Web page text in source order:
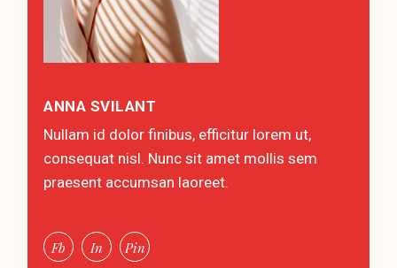
ANNA SVILANT
Nullam id dolor finibus, efficitur lorem ut,
consequat nisl. Nunc sit amet mollis sem
praesent accumsan laoreet.
Fb In Pin